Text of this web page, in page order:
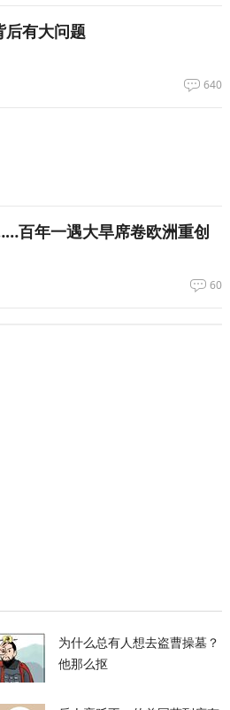
后有大问题
640
百年一遇大旱席卷欧洲重创
60
为什么总有人想去盗曹操墓？
他那么抠